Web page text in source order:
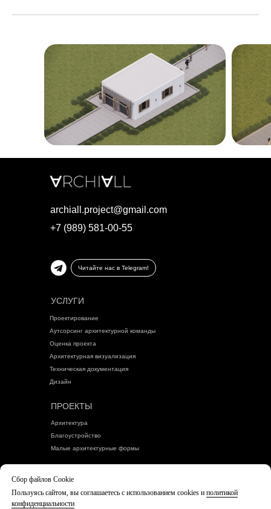
Сбор файлов Cookie
Пользуясь сайтом, вы соглашаетесь с использованием cookies и политикой
конфиденциальности
archiall.project@gmail.com
Политика конфиденциальности
УСЛУГИ
ПРОЕКТЫ
Проектирование
Аутсорсинг архитектурной команды
Оценка проекта
Архитектурная визуализация
Техническая документация
Дизайн
Архитектура
Благоустройство
Малые архитектурные формы
+7 (989) 581-00-55
Читайте нас в Telegram!